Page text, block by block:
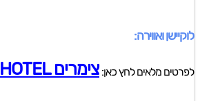
לוקיישן ואווירה:
לפרטים מלאים לחץ כאן:צימרים HOTEL ספאט אשדוד